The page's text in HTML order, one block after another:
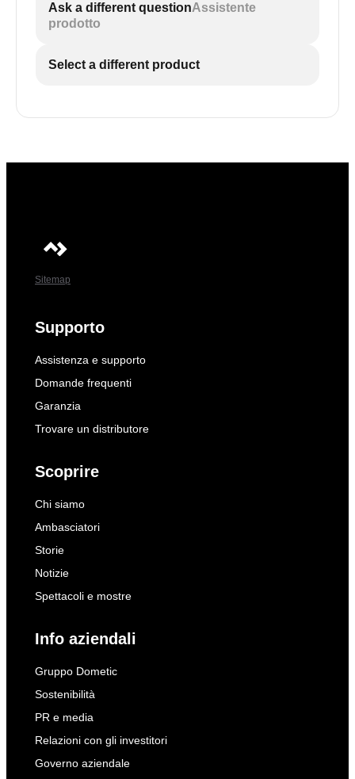
Ask a different questionAssistente
prodotto
Select a different product
Sitemap
Supporto
Assistenza e supporto
Domande frequenti
Garanzia
Trovare un distributore
Scoprire
Chi siamo
Ambasciatori
Storie
Notizie
Spettacoli e mostre
Info aziendali
Gruppo Dometic
Sostenibilità
PR e media
Relazioni con gli investitori
Governo aziendale